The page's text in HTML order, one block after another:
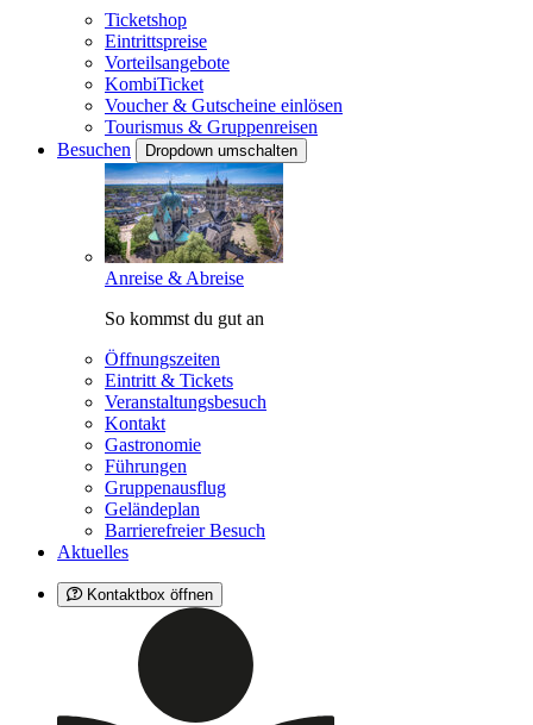
Ticketshop
Eintrittspreise
Vorteilsangebote
KombiTicket
Voucher & Gutscheine einlösen
Tourismus & Gruppenreisen
Besuchen
Dropdown umschalten
Anreise & Abreise
So kommst du gut an
Öffnungszeiten
Eintritt & Tickets
Veranstaltungsbesuch
Kontakt
Gastronomie
Führungen
Gruppenausflug
Geländeplan
Barrierefreier Besuch
Aktuelles
Kontaktbox öffnen